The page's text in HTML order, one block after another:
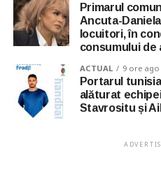
Primarul
Ancuta-
locuitori, în
consumului de
ACTUAL 9 ore ago
Portarul
alăturat
Stavrositu și